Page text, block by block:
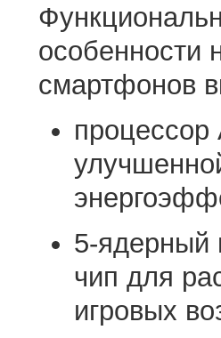
особенности
смартфонов
процессор
5-ядерный
чип для
игровых